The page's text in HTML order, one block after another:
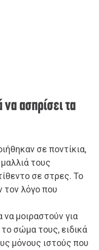
ασπρίσει τα
σε ποντίκια,
τους
σε στρες. Το
τον λόγο που
να μοιραστούν για
σώμα τους, ειδικά
μόνους ιστούς που